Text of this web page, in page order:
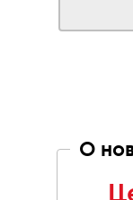
О